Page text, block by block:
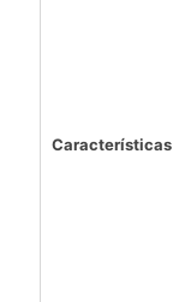
Características